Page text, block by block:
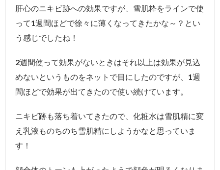
肝心のニキビ跡への効果ですが、雪肌粋をラインで使
って1週間ほどで徐々に薄くなってきたかな～？とい
う感じでしたね！
2週間使って効果がないときはそれ以上は効果が見込
めないというものをネットで目にしたのですが、1週
間ほどで効果が出てきたので使い続けています。
ニキビ跡も落ち着いてきたので、化粧水は雪肌精に変
え乳液ものちのち雪肌精にしようかなと思っていま
す！